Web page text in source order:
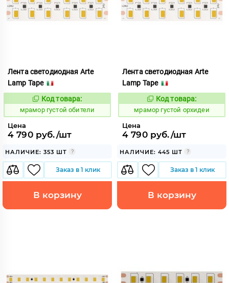
Лента светодиодная Arte
Lamp Tape
Код:
1065437
Код товара:
мрамор густой обители
Цена
4 790 руб./шт
НАЛИЧИЕ: 353 ШТ
Заказ в 1 клик
В корзину
Лента светодиодная Arte
Lamp Tape
Код:
1065439
Код товара:
мрамор густой орхидеи
Цена
4 790 руб./шт
НАЛИЧИЕ: 445 ШТ
Заказ в 1 клик
В корзину